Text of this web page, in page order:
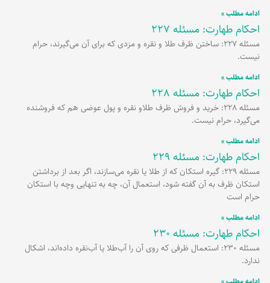
ادامه مطلب »
احکام طهارت: مسئله 227
مسئله 227: ساختن ظرف طلا و نقره و مزدی که برای آن می‌گیرند، حرام
نیست.
ادامه مطلب »
احکام طهارت: مسئله 228
مسئله 228: خرید و فروش ظرف طلاو نقره و پول عوضی هم که فروشنده
می‌گیرد، حرام نیست.
ادامه مطلب »
احکام طهارت: مسئله 229
مسئله 229: گیره استکان که از طلا یا نقره می‌سازند، اگر بعد از برداشتن
استکان ظرف به آن گفته شود، استعمال آن، چه به تنهایی وچه با استکان
حرام است
ادامه مطلب »
احکام طهارت: مسئله 230
مسئله 230: استعمال ظرفی که روی آن را آب‌طلا یا آب‌نقره داده‌اند، اشکال
ندارد.